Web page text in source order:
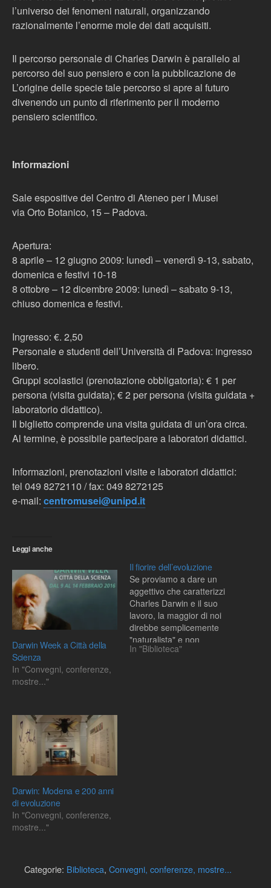
l’universo dei fenomeni naturali, organizzando
razionalmente l’enorme mole dei dati acquisiti.
Il percorso personale di Charles Darwin è parallelo al
percorso del suo pensiero e con la pubblicazione de
L’origine delle specie tale percorso si apre al futuro
divenendo un punto di riferimento per il moderno
pensiero scientifico.
Informazioni
Sale espositive del Centro di Ateneo per i Musei
via Orto Botanico, 15 – Padova.
Apertura:
8 aprile – 12 giugno 2009: lunedì – venerdì 9-13, sabato,
domenica e festivi 10-18
8 ottobre – 12 dicembre 2009: lunedì – sabato 9-13,
chiuso domenica e festivi.
Ingresso: €. 2,50
Personale e studenti dell’Università di Padova: ingresso
libero.
Gruppi scolastici (prenotazione obbligatoria): € 1 per
persona (visita guidata); € 2 per persona (visita guidata +
laboratorio didattico).
Il biglietto comprende una visita guidata di un’ora circa.
Al termine, è possibile partecipare a laboratori didattici.
Informazioni, prenotazioni visite e laboratori didattici:
tel 049 8272110 / fax: 049 8272125
e-mail: centromusei@unipd.it
Leggi anche
Darwin Week a Città della
Scienza
In "Convegni, conferenze,
mostre..."
Il fiorire dell’evoluzione
Se proviamo a dare un
aggettivo che caratterizzi
Charles Darwin e il suo
lavoro, la maggior di noi
direbbe semplicemente
"naturalista" e non
sarebbero forse in molti a
In "Biblioteca"
Darwin: Modena e 200 anni
di evoluzione
In "Convegni, conferenze,
mostre..."
Categorie: Biblioteca, Convegni, conferenze, mostre...